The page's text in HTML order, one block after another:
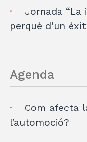
Jornada “La
perquè d’un
Agenda
Com afecta
l’automoció?